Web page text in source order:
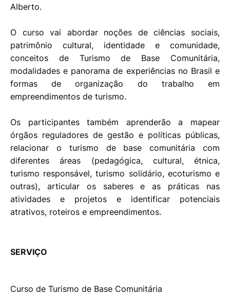
Alberto.
O curso vai abordar noções de ciências sociais,
patrimônio cultural, identidade e comunidade,
conceitos de Turismo de Base Comunitária,
modalidades e panorama de experiências no Brasil e
formas de organização do trabalho em
empreendimentos de turismo.
Os participantes também aprenderão a mapear
órgãos reguladores de gestão e políticas públicas,
relacionar o turismo de base comunitária com
diferentes áreas (pedagógica, cultural, étnica,
turismo responsável, turismo solidário, ecoturismo e
outras), articular os saberes e as práticas nas
atividades e projetos e identificar potenciais
atrativos, roteiros e empreendimentos.
SERVIÇO
Curso de Turismo de Base Comunitária